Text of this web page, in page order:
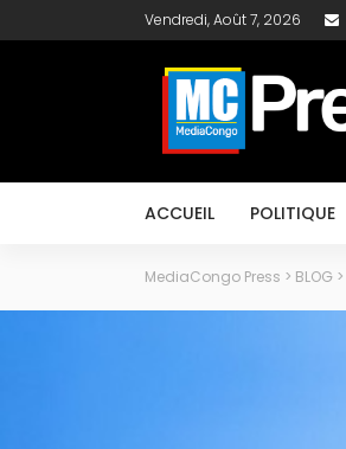
Vendredi, Août 7, 2026
ACCUEIL POLITIQUE
MediaCongo Press > BLOG >